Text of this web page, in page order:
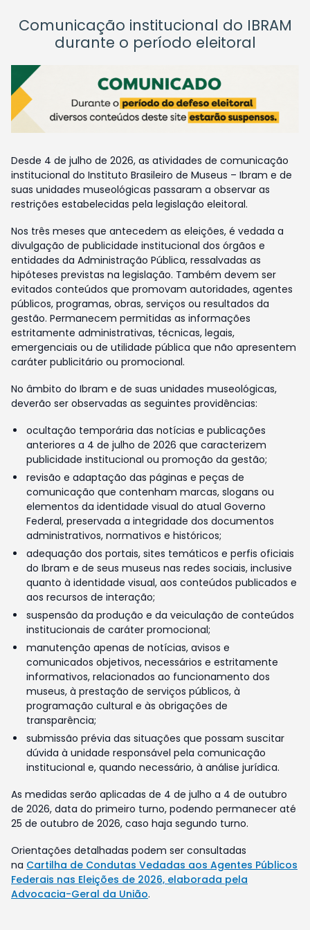
Comunicação institucional do IBRAM
durante o período eleitoral
Desde 4 de julho de 2026, as atividades de comunicação
institucional do Instituto Brasileiro de Museus – Ibram e de
suas unidades museológicas passaram a observar as
restrições estabelecidas pela legislação eleitoral.
Nos três meses que antecedem as eleições, é vedada a
divulgação de publicidade institucional dos órgãos e
entidades da Administração Pública, ressalvadas as
hipóteses previstas na legislação. Também devem ser
evitados conteúdos que promovam autoridades, agentes
públicos, programas, obras, serviços ou resultados da
gestão. Permanecem permitidas as informações
estritamente administrativas, técnicas, legais,
emergenciais ou de utilidade pública que não apresentem
caráter publicitário ou promocional.
No âmbito do Ibram e de suas unidades museológicas,
deverão ser observadas as seguintes providências:
ocultação temporária das notícias e publicações
anteriores a 4 de julho de 2026 que caracterizem
publicidade institucional ou promoção da gestão;
revisão e adaptação das páginas e peças de
comunicação que contenham marcas, slogans ou
elementos da identidade visual do atual Governo
Federal, preservada a integridade dos documentos
administrativos, normativos e históricos;
adequação dos portais, sites temáticos e perfis oficiais
do Ibram e de seus museus nas redes sociais, inclusive
quanto à identidade visual, aos conteúdos publicados e
aos recursos de interação;
suspensão da produção e da veiculação de conteúdos
institucionais de caráter promocional;
manutenção apenas de notícias, avisos e
comunicados objetivos, necessários e estritamente
informativos, relacionados ao funcionamento dos
museus, à prestação de serviços públicos, à
programação cultural e às obrigações de
transparência;
submissão prévia das situações que possam suscitar
dúvida à unidade responsável pela comunicação
institucional e, quando necessário, à análise jurídica.
As medidas serão aplicadas de 4 de julho a 4 de outubro
de 2026, data do primeiro turno, podendo permanecer até
25 de outubro de 2026, caso haja segundo turno.
Orientações detalhadas podem ser consultadas
na Cartilha de Condutas Vedadas aos Agentes Públicos
Federais nas Eleições de 2026, elaborada pela
Advocacia-Geral da União.